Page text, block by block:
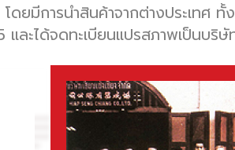
ดยมีการนำสินค้าจากต่างประเทศ
ได้จดทะเบียนแปรสภาพเป็นบริษั